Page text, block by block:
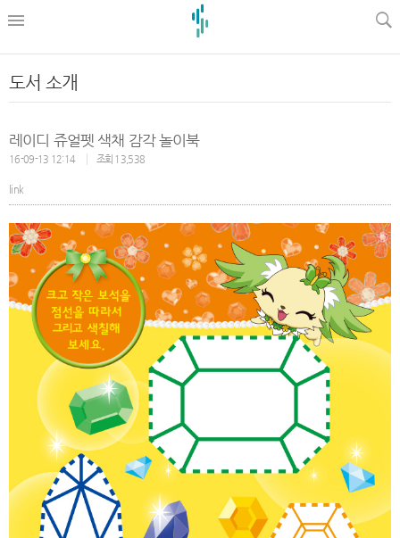
도서 소개
레이디 쥬얼펫 색채 감각 놀이북
16-09-13 12:14 조회 13,538
link